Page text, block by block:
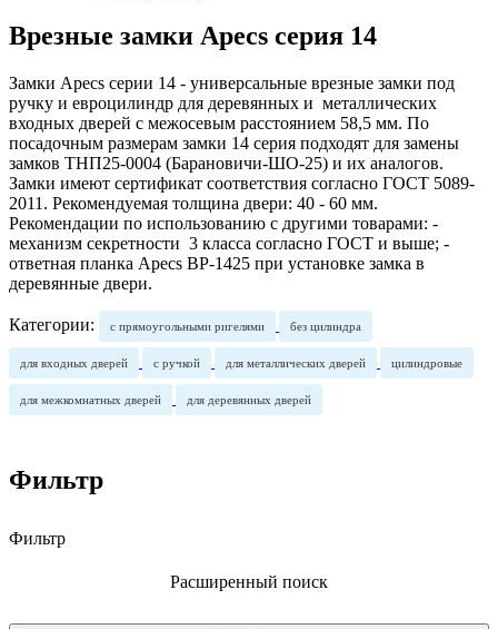
Врезные замки Apecs серия 14
Замки Apecs серии 14 - универсальные врезные замки под
ручку и евроцилиндр для деревянных и металлических
входных дверей с межосевым расстоянием 58,5 мм. По
посадочным размерам замки 14 серия подходят для замены
замков ТНП25-0004 (Барановичи-ШО-25) и их аналогов.
Замки имеют сертификат соответствия согласно ГОСТ 5089-
2011. Рекомендуемая толщина двери: 40 - 60 мм.
Рекомендации по использованию с другими товарами: -
механизм секретности 3 класса согласно ГОСТ и выше; -
ответная планка Apecs BP-1425 при установке замка в
деревянные двери.
Категории: с прямоугольными ригелями без цилиндра
для входных дверей с ручкой для металлических дверей цилиндровые
для межкомнатных дверей для деревянных дверей
Фильтр
Фильтр
Расширенный поиск